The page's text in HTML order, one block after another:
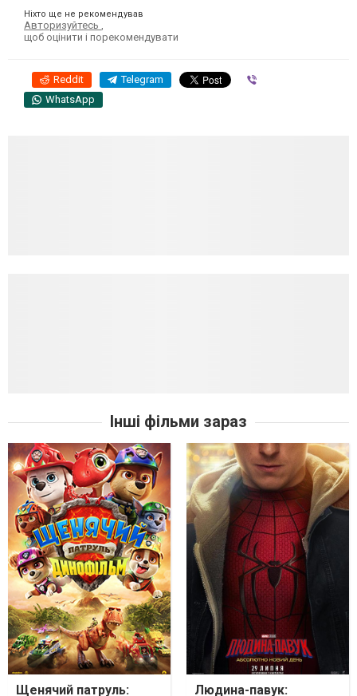
Ніхто ще не рекомендував
Авторизуйтесь
щоб оцінити і порекомендувати
Reddit Telegram
WhatsApp
Інші фільми зараз
Щенячий патруль: Людина-павук: